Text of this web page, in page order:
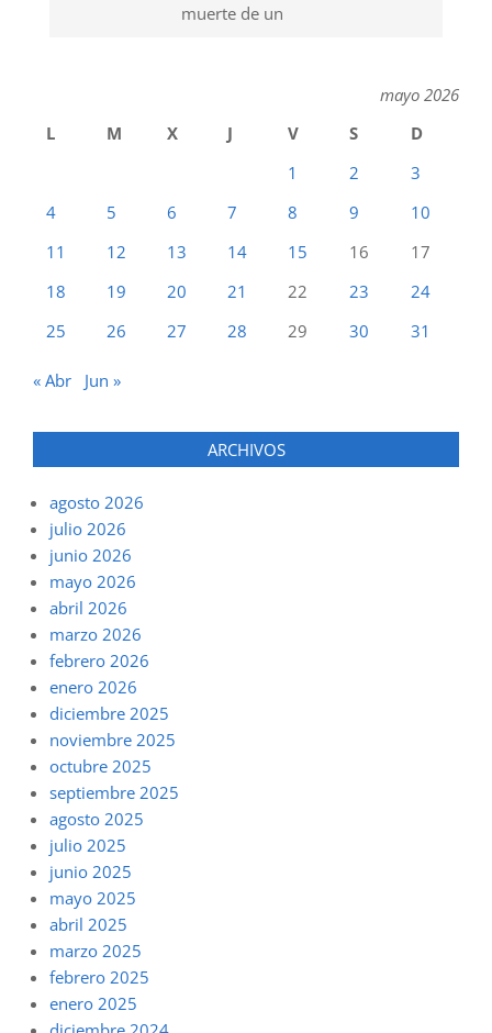
muerte de un
mayo 2026
L
M X J V S
D
1
2
3
4
5 6 7 8 9
10
11
12 13 14 15 16
17
18
19 20 21 22 23
24
25
26 27 28 29 30 31
« Abr Jun »
ARCHIVOS
agosto 2026
julio 2026
junio 2026
mayo 2026
abril 2026
marzo 2026
febrero 2026
enero 2026
diciembre 2025
noviembre 2025
octubre 2025
septiembre 2025
agosto 2025
julio 2025
junio 2025
mayo 2025
abril 2025
marzo 2025
febrero 2025
enero 2025